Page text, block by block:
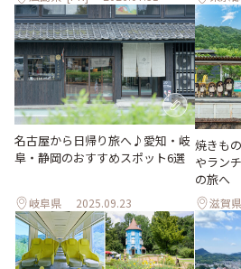
名古屋から日帰り旅へ♪愛知・岐
阜・静岡のおすすめスポット6選
岐阜県 2025.09.23
焼きも
やラン
の旅へ
滋賀県